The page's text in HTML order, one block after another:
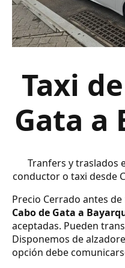
Taxi
Gata a
Tranfers y traslados
conductor o taxi desde
Precio Cerrado antes
Cabo de Gata a
aceptadas. Pueden
Disponemos de
opción debe